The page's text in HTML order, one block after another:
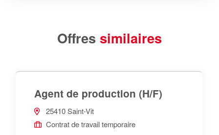
Offres similaires
Agent de production (H/F)
25410 Saint-Vit
Contrat de travail temporaire